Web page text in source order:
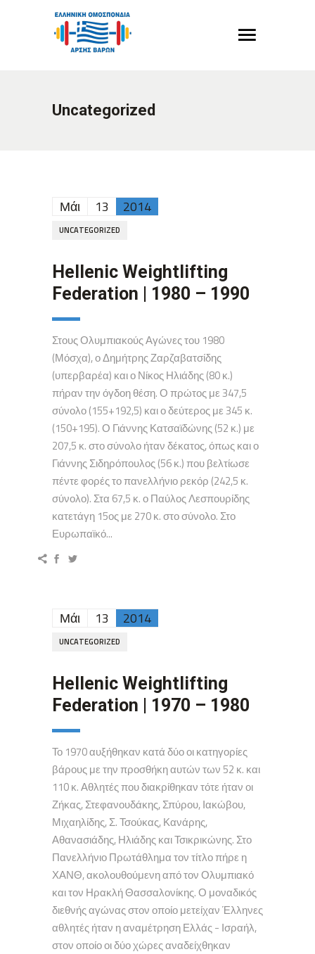
Uncategorized
Μάι 13 2014
UNCATEGORIZED
Hellenic Weightlifting
Federation | 1980 – 1990
Στους Ολυμπιακούς Αγώνες του 1980
(Μόσχα), ο Δημήτρης Ζαρζαβατσίδης
(υπερβαρέα) και ο Νίκος Ηλιάδης (80 κ.)
πήραν την όγδοη θέση. Ο πρώτος με 347,5
σύνολο (155+192,5) και ο δεύτερος με 345 κ.
(150+195). Ο Γιάννης Κατσαϊδώνης (52 κ.) με
207,5 κ. στο σύνολο ήταν δέκατος, όπως και ο
Γιάννης Σιδηρόπουλος (56 κ.) που βελτίωσε
πέντε φορές το πανελλήνιο ρεκόρ (242,5 κ.
σύνολο). Στα 67,5 κ. ο Παύλος Λεσπουρίδης
κατετάγη 15ος με 270 κ. στο σύνολο. Στο
Ευρωπαϊκό...
Μάι 13 2014
UNCATEGORIZED
Hellenic Weightlifting
Federation | 1970 – 1980
Το 1970 αυξήθηκαν κατά δύο οι κατηγορίες
βάρους με την προσθήκη αυτών των 52 κ. και
110 κ. Αθλητές που διακρίθηκαν τότε ήταν οι
Ζήκας, Στεφανουδάκης, Σπύρου, Ιακώβου,
Μιχαηλίδης, Σ. Τσούκας, Κανάρης,
Αθανασιάδης, Ηλιάδης και Τσικρικώνης. Στο
Πανελλήνιο Πρωτάθλημα τον τίτλο πήρε η
ΧΑΝΘ, ακολουθούμενη από τον Ολυμπιακό
και τον Ηρακλή Θασσαλονίκης. Ο μοναδικός
διεθνής αγώνας στον οποίο μετείχαν Έλληνες
αθλητές ήταν η αναμέτρηση Ελλάς - Ισραήλ,
στον οποίο οι δύο χώρες αναδείχθηκαν